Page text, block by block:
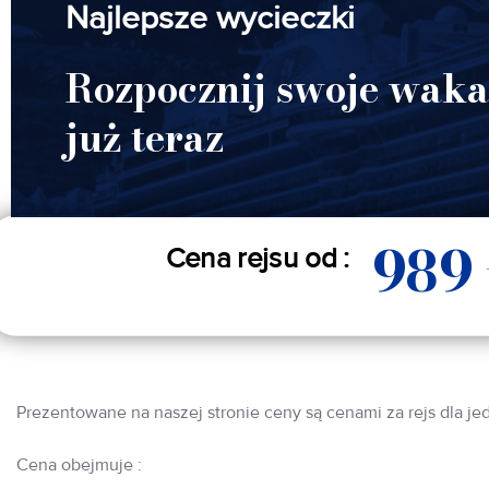
Najlepsze wycieczki
Rozpocznij swoje
już teraz
Cena rejsu od : 989
Prezentowane na naszej stronie ceny są cenami za rejs dla
Cena obejmuje :